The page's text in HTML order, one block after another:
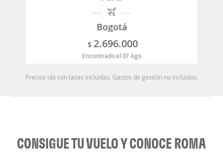
Bogotá
$ 2.696.000
Encontrado el 07 Ago
Precios ida con tasas incluidas. Gastos de gestión no incluidos.
CONSIGUE TU VUELO Y CONOCE ROMA